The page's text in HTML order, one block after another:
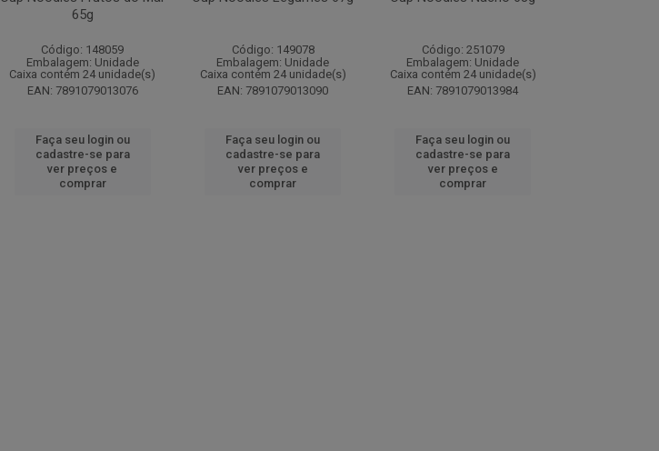
65g
Código: 148059
Embalagem: Unidade
Caixa contém 24 unidade(s)
EAN: 7891079013076
Faça seu login ou
cadastre-se para
ver preços e
comprar
Código: 149078
Embalagem: Unidade
Caixa contém 24 unidade(s)
EAN: 7891079013090
Faça seu login ou
cadastre-se para
ver preços e
comprar
Código: 251079
Embalagem: Unidade
Caixa contém 24 unidade(s)
EAN: 7891079013984
Faça seu login ou
cadastre-se para
ver preços e
comprar